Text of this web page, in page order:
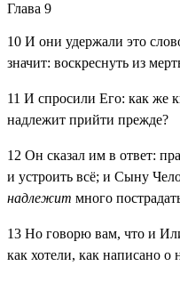
Глава 9
10 И они удержали это
значит: воскреснуть из
11 И спросили Его: как же
надлежит прийти прежде?
12 Он сказал им в ответ:
и устроить всё; и Сыну
надлежит много
13 Но говорю вам, что и
как хотели, как написано о